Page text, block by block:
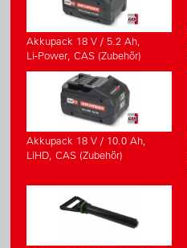
Akkupack 18 V / 5.2 Ah,
Li-Power, CAS (Zubehör)
Akkupack 18 V / 10.0 Ah,
LiHD, CAS (Zubehör)